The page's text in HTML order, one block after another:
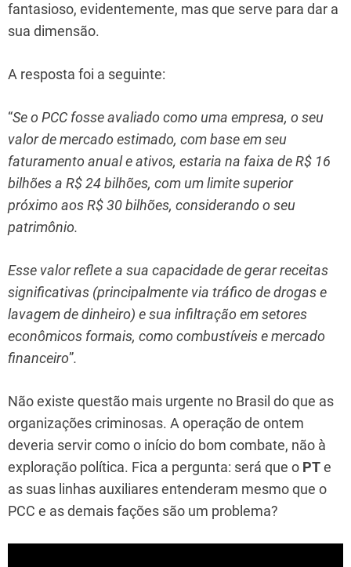
fantasioso, evidentemente, mas que serve para dar a
sua dimensão.
A resposta foi a seguinte:
“Se o PCC fosse avaliado como uma empresa, o seu
valor de mercado estimado, com base em seu
faturamento anual e ativos, estaria na faixa de R$ 16
bilhões a R$ 24 bilhões, com um limite superior
próximo aos R$ 30 bilhões, considerando o seu
patrimônio.
Esse valor reflete a sua capacidade de gerar receitas
significativas (principalmente via tráfico de drogas e
lavagem de dinheiro) e sua infiltração em setores
econômicos formais, como combustíveis e mercado
financeiro”.
Não existe questão mais urgente no Brasil do que as
organizações criminosas. A operação de ontem
deveria servir como o início do bom combate, não à
exploração política. Fica a pergunta: será que o PTe
as suas linhas auxiliares entenderam mesmo que o
PCC e as demais fações são um problema?